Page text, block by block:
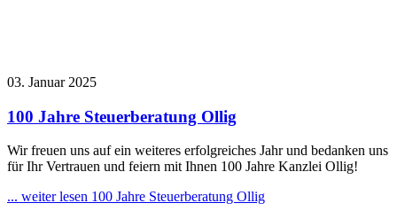
03. Januar 2025
100 Jahre Steuerberatung Ollig
Wir freuen uns auf ein weiteres erfolgreiches Jahr und bedanken uns
für Ihr Vertrauen und feiern mit Ihnen 100 Jahre Kanzlei Ollig!
... weiter lesen 100 Jahre Steuerberatung Ollig